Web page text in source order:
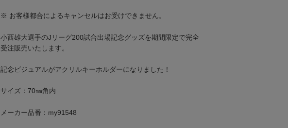
※ お客様都合によるキャンセルはお受けできません。
小西雄大選手のJリーグ200試合出場記念グッズを期間限定で完全
受注販売いたします。
記念ビジュアルがアクリルキーホルダーになりました！
サイズ：70㎜角内
メーカー品番：my91548